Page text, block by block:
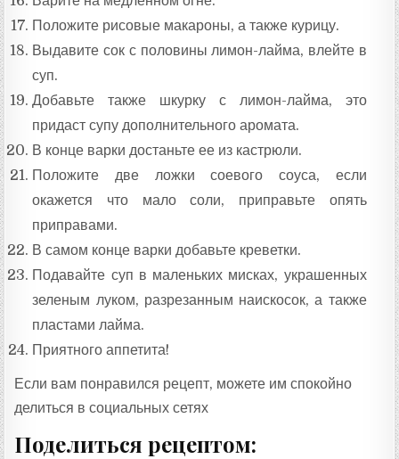
Положите рисовые макароны, а также курицу.
Выдавите сок с половины лимон-лайма, влейте в
суп.
Добавьте также шкурку с лимон-лайма, это
придаст супу дополнительного аромата.
В конце варки достаньте ее из кастрюли.
Положите две ложки соевого соуса, если
окажется что мало соли, приправьте опять
приправами.
В самом конце варки добавьте креветки.
Подавайте суп в маленьких мисках, украшенных
зеленым луком, разрезанным наискосок, а также
пластами лайма.
Приятного аппетита!
Если вам понравился рецепт, можете им спокойно
делиться в социальных сетях
Поделиться рецептом: